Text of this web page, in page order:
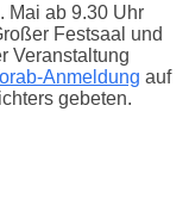
Mai ab 9.30 Uhr
Festsaal und
Veranstaltung
Anmeldung auf
gebeten.